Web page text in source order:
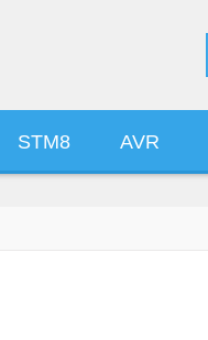
STM8 AVR